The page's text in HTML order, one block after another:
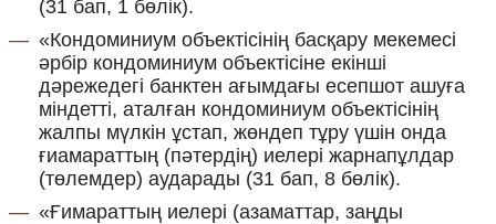
(31 бап, 1 бөлік).
«Кондоминиум объектісінің басқару мекемесі
әрбір кондоминиум объектісіне екінші
дәрежедегі банктен ағымдағы есепшот ашуға
міндетті, аталған кондоминиум объектісінің
жалпы мүлкін ұстап, жөндеп тұру үшін онда
ғиамараттың (пәтердің) иелері жарнапұлдар
(төлемдер) аударады (31 бап, 8 бөлік).
«Ғимараттың иелері (азаматтар, заңды